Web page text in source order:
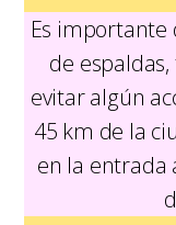
Es importante
de
evitar algún
45 km de la
en la entrada